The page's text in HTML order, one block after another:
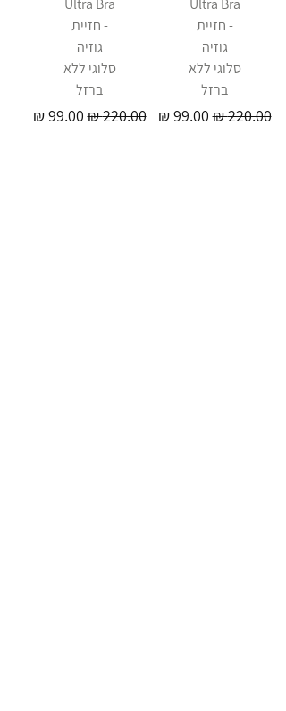
Ultra Bra
- חזיית
גוזיה
סלוגי ללא
ברזל
מחיר רגיל‏220.00 ‏₪ מחיר מבצע
Ultra Bra
- חזיית
גוזיה
סלוגי ללא
ברזל
מחיר רגיל‏220.00 ‏₪ מחיר מבצע